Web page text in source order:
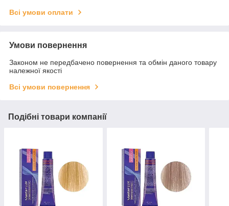
Всі умови оплати
Умови повернення
Законом не передбачено повернення та обмін даного товару
належної якості
Всі умови повернення
Подібні товари компанії